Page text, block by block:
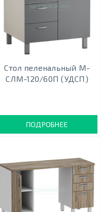
Стол пеленальный М-
СЛМ-120/60П (УДСП)
ПОДРОБНЕЕ